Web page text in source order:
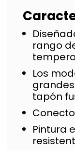
rango
Los
tapón
Pintura